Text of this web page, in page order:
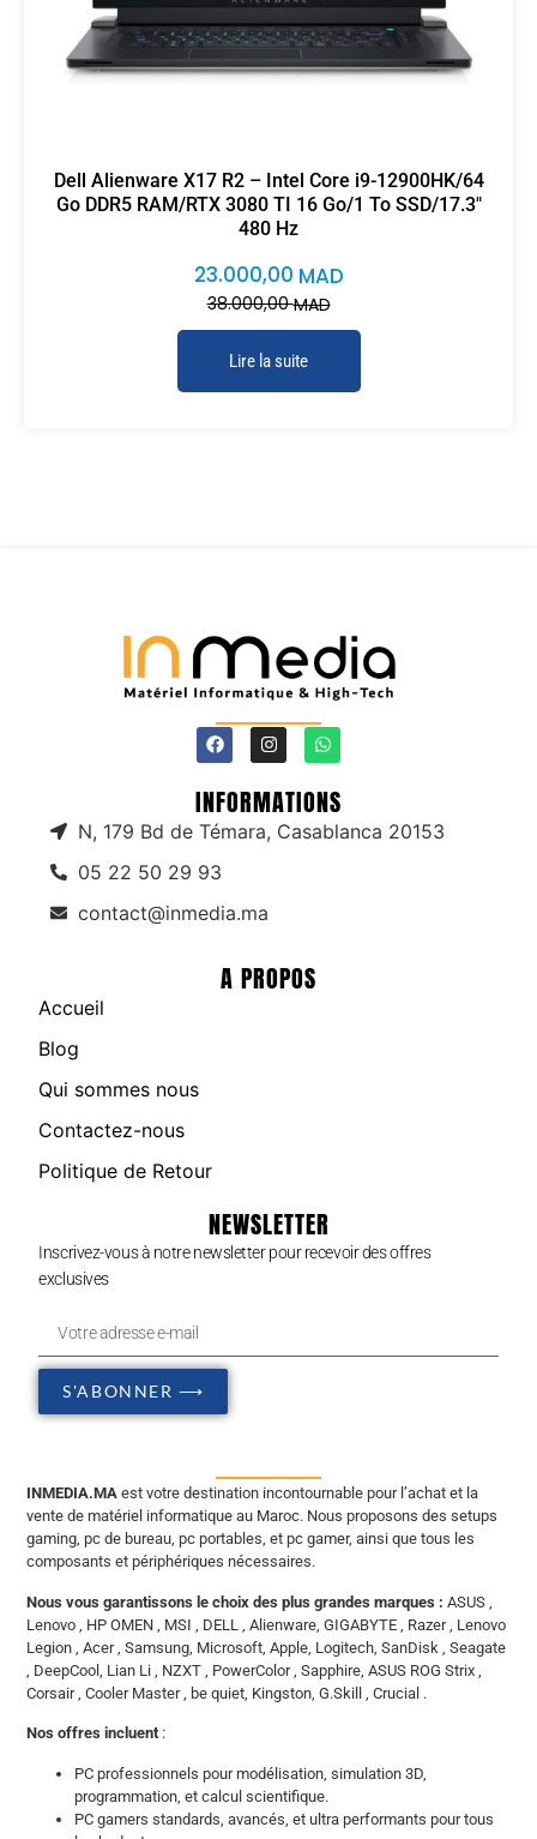
Dell Alienware X17 R2 – Intel Core i9-12900HK/64
Go DDR5 RAM/RTX 3080 TI 16 Go/1 To SSD/17.3″
480 Hz
38.000,00MAD
23.000,00 MAD
Lire la suite
INFORMATIONS
N, 179 Bd de Témara, Casablanca 20153
05 22 50 29 93
contact@inmedia.ma
A PROPOS
Accueil
Blog
Qui sommes nous
Contactez-nous
Politique de Retour
NEWSLETTER
Inscrivez-vous à notre newsletter pour recevoir des offres
exclusives
S'ABONNER ⟶
INMEDIA.MA est votre destination incontournable pour l’achat et la
vente de matériel informatique au Maroc. Nous proposons des setups
gaming, pc de bureau, pc portables, et pc gamer, ainsi que tous les
composants et périphériques nécessaires.
Nous vous garantissons le choix des plus grandes marques : ASUS ,
Lenovo , HP OMEN , MSI , DELL , Alienware, GIGABYTE , Razer , Lenovo
Legion , Acer , Samsung, Microsoft, Apple, Logitech, SanDisk , Seagate
, DeepCool, Lian Li , NZXT , PowerColor , Sapphire, ASUS ROG Strix ,
Corsair , Cooler Master , be quiet, Kingston, G.Skill , Crucial .
Nos offres incluent:
PC professionnels pour modélisation, simulation 3D,
programmation, et calcul scientifique.
PC gamers standards, avancés, et ultra performants pour tous